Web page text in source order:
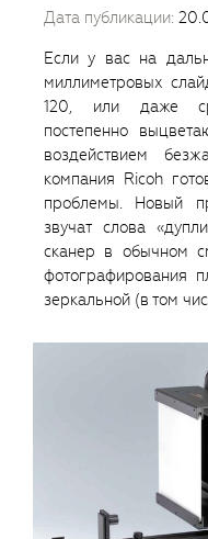
Дата публикации:
Если у вас на
миллиметровых
120, или даже
постепенно
воздействием
компания Ricoh
проблемы. Новый
звучат слова
сканер в обычном
фотографирования
зеркальной (в том